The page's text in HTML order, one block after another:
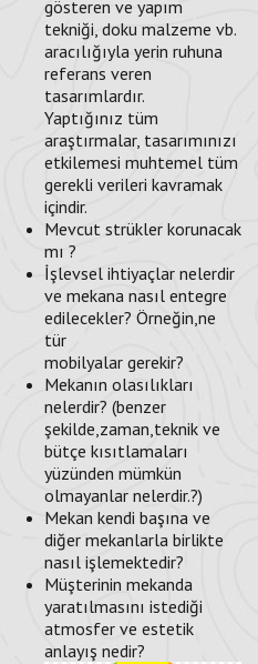
gösteren ve yapım
tekniği, doku malzeme vb.
aracılığıyla yerin ruhuna
referans veren
tasarımlardır.
Yaptığınız tüm
araştırmalar, tasarımınızı
etkilemesi muhtemel tüm
gerekli verileri kavramak
içindir.
Mevcut strükler korunacak
mı ?
İşlevsel ihtiyaçlar nelerdir
ve mekana nasıl entegre
edilecekler? Örneğin,ne
tür
mobilyalar gerekir?
Mekanın olasılıkları
nelerdir? (benzer
şekilde,zaman,teknik ve
bütçe kısıtlamaları
yüzünden mümkün
olmayanlar nelerdir.?)
Mekan kendi başına ve
diğer mekanlarla birlikte
nasıl işlemektedir?
Müşterinin mekanda
yaratılmasını istediği
atmosfer ve estetik
anlayış nedir?